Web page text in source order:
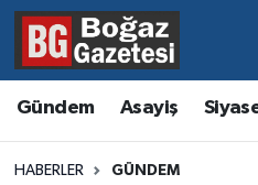
Gündem Asayiş
HABERLER GÜNDEM
Asayiş
Eğitim
Hava Durumu
Trafik Durumu